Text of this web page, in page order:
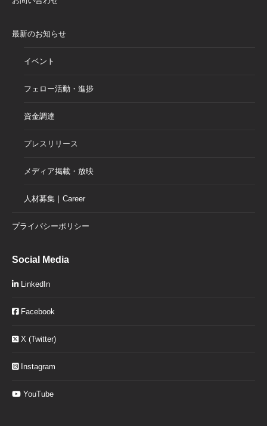
最新のお知らせ
イベント
フェロー活動・進捗
資金調達
プレスリリース
メディア掲載・放映
人材募集｜Career
プライバシーポリシー
Social Media
LinkedIn
Facebook
X (Twitter)
Instagram
YouTube